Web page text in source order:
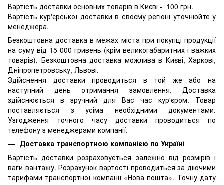
Вартість доставки основних товарів в Києві - 100 грн.
Вартість кур'єрської доставки в своєму регіоні уточнюйте у
менеджера.
Безкоштовна доставка в межах міста при покупці продукції
на суму від 15 000 гривень (крім великогабаритних і важких
товарів). Безкоштовна доставка можлива в Києві, Харкові,
Дніпропетровську, Львові.
Здійснення доставки проводиться в той же або на
наступний день отримання замовлення. Доставка
здійснюється в зручний для Вас час кур'єром. Товар
поставляється з усіма необхідними документами.
Узгодження точного часу доставки проводиться по
телефону з менеджерами компанії.
Доставка транспортною компанією по Україні
Вартість доставки розраховується залежно від розмірів і
ваги вантажу. Розрахунок вартості проводиться за діючими
тарифами транспортної компанії «Нова пошта». Точну дату